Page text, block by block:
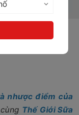
Morinaga
Của
nhược điểm của
Thế Giới Sữa